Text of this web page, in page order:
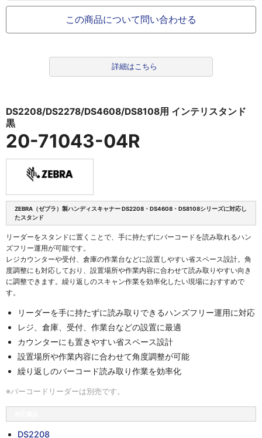
この商品について問い合わせる
詳細はこちら
DS2208/DS2278/DS4608/DS8108用 インテリスタンド
黒
20-71043-04R
ZEBRA（ゼブラ）製ハンディスキャナー DS2208・DS4608・DS8108シリーズに対応し
たスタンド
リーダーをスタンドに置くことで、手に持たずにバーコードを読み取れるハン
ズフリー運用が可能です。
レジカウンターや受付、倉庫の作業台などに設置しやすい省スペース設計。角
度調整にも対応しており、設置場所や作業内容に合わせて読み取りやすい向き
に調整できます。繰り返しのスキャン作業を効率化したい現場におすすめで
す。
リーダーを手に持たずに読み取りできるハンズフリー運用に対応
レジ、倉庫、受付、作業台などの設置に最適
カウンターにも置きやすい省スペース設計
設置場所や作業内容に合わせて角度調整が可能
繰り返しのバーコード読み取り作業を効率化
※バーコードリーダーは別売です。
DS2208